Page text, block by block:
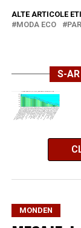
ALTE ARTICOLE
MODA ECO
S-
MONDEN